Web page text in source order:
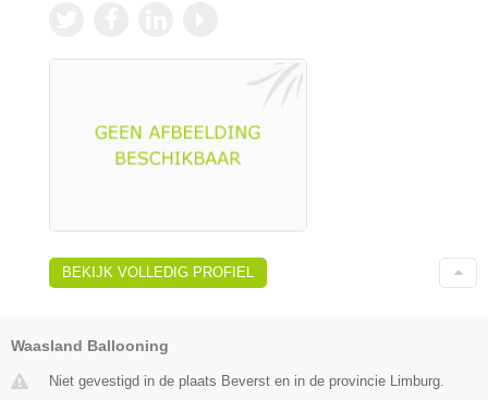
BEKIJK VOLLEDIG PROFIEL
Waasland Ballooning
Niet gevestigd in de plaats Beverst en in de provincie Limburg.